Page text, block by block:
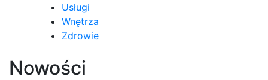
Usługi
Wnętrza
Zdrowie
Nowości